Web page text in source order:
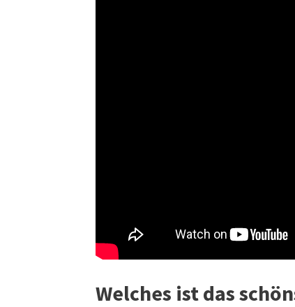
Welches ist das